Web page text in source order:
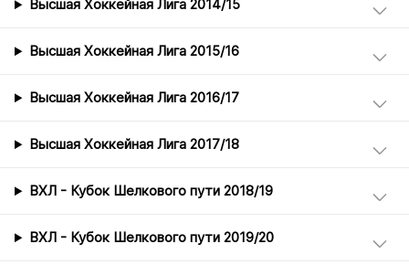
Высшая Хоккейная Лига 2014/15
Высшая Хоккейная Лига 2015/16
Высшая Хоккейная Лига 2016/17
Высшая Хоккейная Лига 2017/18
ВХЛ - Кубок Шелкового пути 2018/19
ВХЛ - Кубок Шелкового пути 2019/20